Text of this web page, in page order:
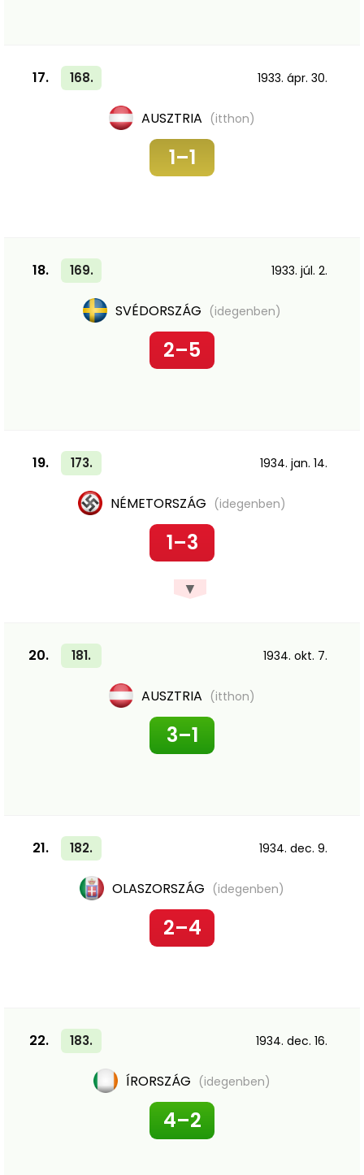
17. 168. 1933. ápr. 30.
AUSZTRIA (itthon)
1–1
18. 169. 1933. júl. 2.
SVÉDORSZÁG (idegenben)
2–5
19. 173. 1934. jan. 14.
NÉMETORSZÁG (idegenben)
1–3
▼
20. 181. 1934. okt. 7.
AUSZTRIA (itthon)
3–1
21. 182. 1934. dec. 9.
OLASZORSZÁG (idegenben)
2–4
22. 183. 1934. dec. 16.
ÍRORSZÁG (idegenben)
4–2